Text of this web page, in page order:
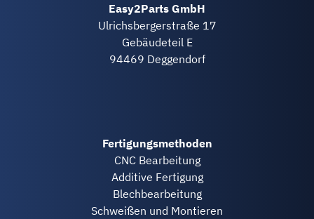
Easy2Parts GmbH
Ulrichsbergerstraße 17
Gebäudeteil E
94469 Deggendorf
Fertigungsmethoden
CNC Bearbeitung
Additive Fertigung
Blechbearbeitung
Schweißen und Montieren